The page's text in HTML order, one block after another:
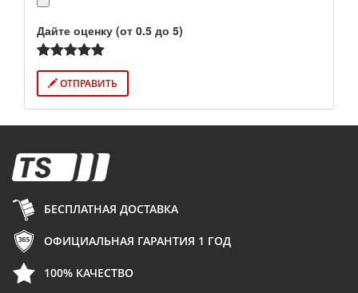
Дайте оценку (от 0.5 до 5)
ОТПРАВИТЬ
БЕСПЛАТНАЯ ДОСТАВКА
ОФИЦИАЛЬНАЯ ГАРАНТИЯ 1 ГОД
100% КАЧЕСТВО